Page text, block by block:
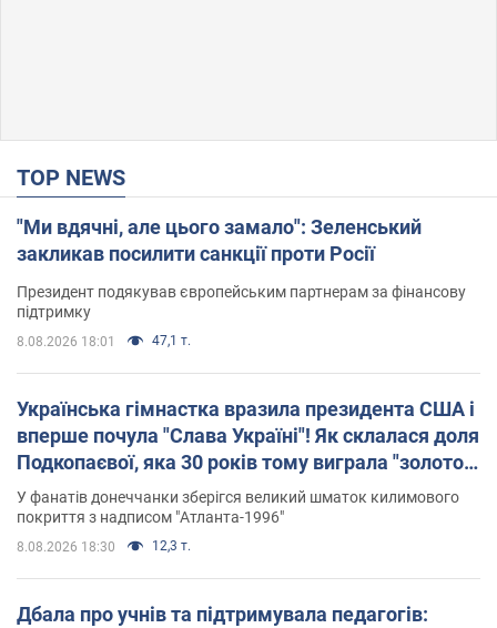
TOP NEWS
"Ми вдячні, але цього замало": Зеленський
закликав посилити санкції проти Росії
Президент подякував європейським партнерам за фінансову
підтримку
8.08.2026 18:01 47,1 т.
Українська гімнастка вразила президента США і
вперше почула "Слава Україні"! Як склалася доля
Подкопаєвої, яка 30 років тому виграла "золото"
Олімпіади
У фанатів донеччанки зберігся великий шматок килимового
покриття з надписом "Атланта-1996"
8.08.2026 18:30 12,3 т.
Дбала про учнів та підтримувала педагогів: